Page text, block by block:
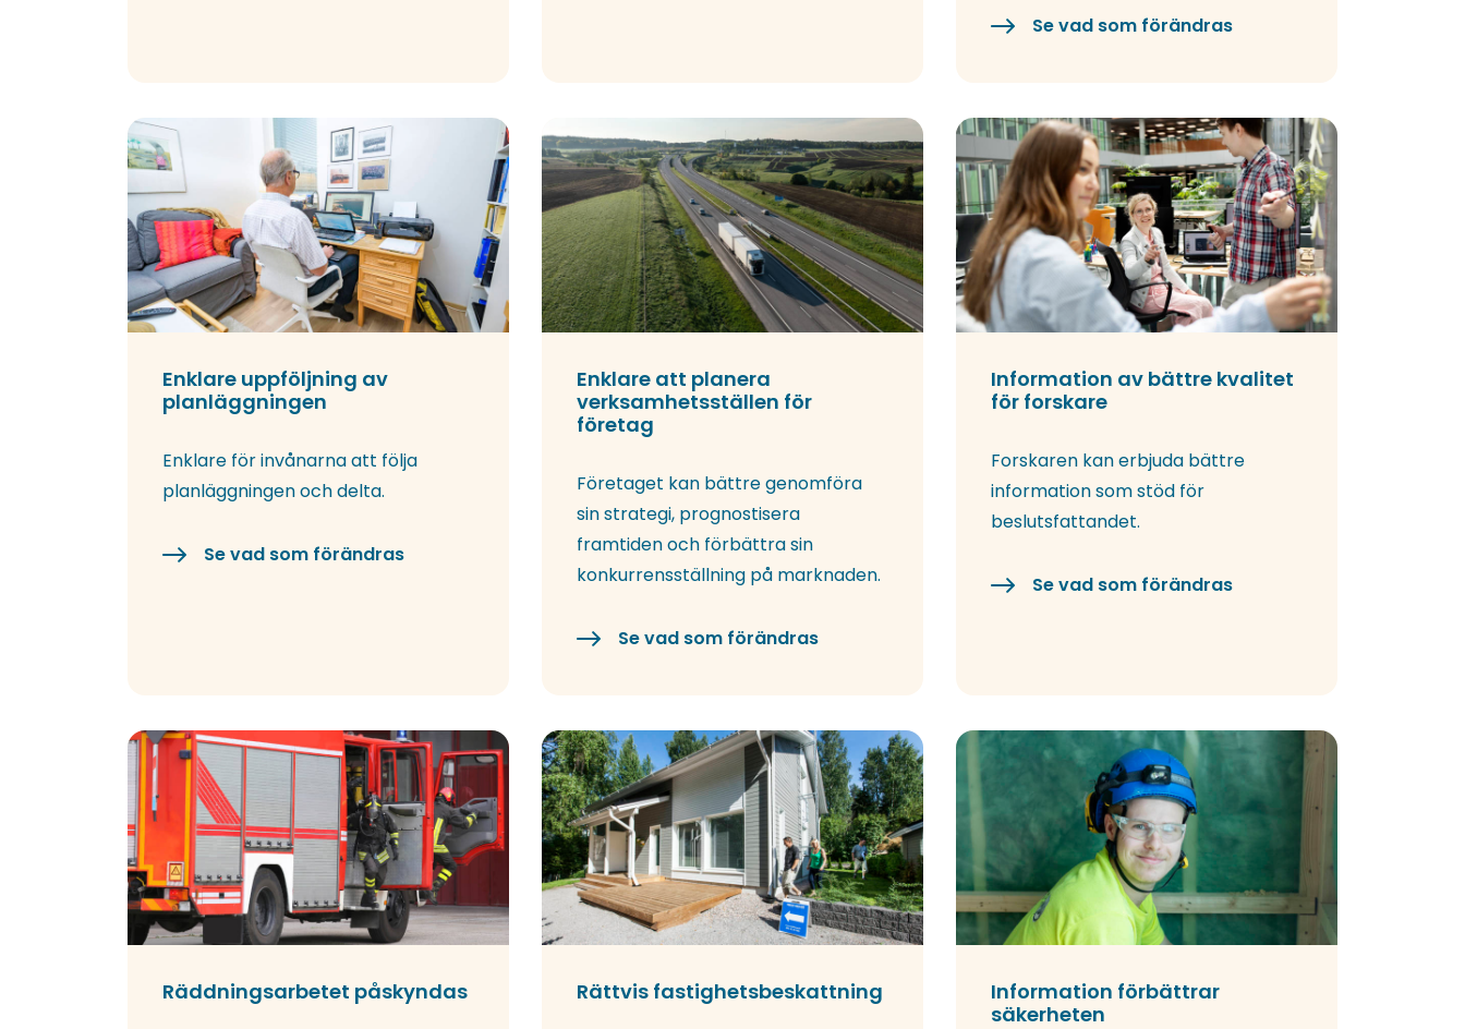
Se vad som förändras
Enklare uppföljning av
planläggningen
Enklare för invånarna att följa
planläggningen och delta.
Se vad som förändras
Enklare att planera
verksamhetsställen för
företag
Företaget kan bättre genomföra
sin strategi, prognostisera
framtiden och förbättra sin
konkurrensställning på marknaden.
Se vad som förändras
Information av bättre kvalitet
för forskare
Forskaren kan erbjuda bättre
information som stöd för
beslutsfattandet.
Se vad som förändras
Räddningsarbetet påskyndas Rättvis fastighetsbeskattning
Information förbättrar
säkerheten